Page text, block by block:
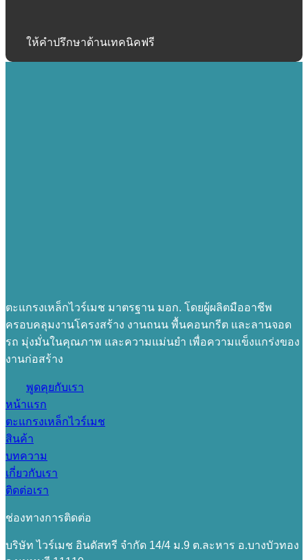
ให้คำปรึกษาด้านเทคนิคฟรี
ตะแกรงเหล็กไวร์เมช มาตรฐาน มอก. โดยผู้ผลิตมืออาชีพ
ครอบคลุมงานโครงสร้าง งานถนน พื้นคอนกรีต และลานจอด
รถ มุ่งมั่นในคุณภาพ และความแม่นยำ เพื่อความแข็งแกร่งของ
งานก่อสร้าง
พูดคุยกับเรา
หน้าแรก
ตะแกรงเหล็กไวร์เมช
สินค้า
บทความ
เกี่ยวกับเรา
ติดต่อเรา
ช่องทางการติดต่อ
บริษัท ไวร์เมช อินดัสทรี จำกัด 14/4 ม.9 ต.ละหาร อ.บางบัวทอง